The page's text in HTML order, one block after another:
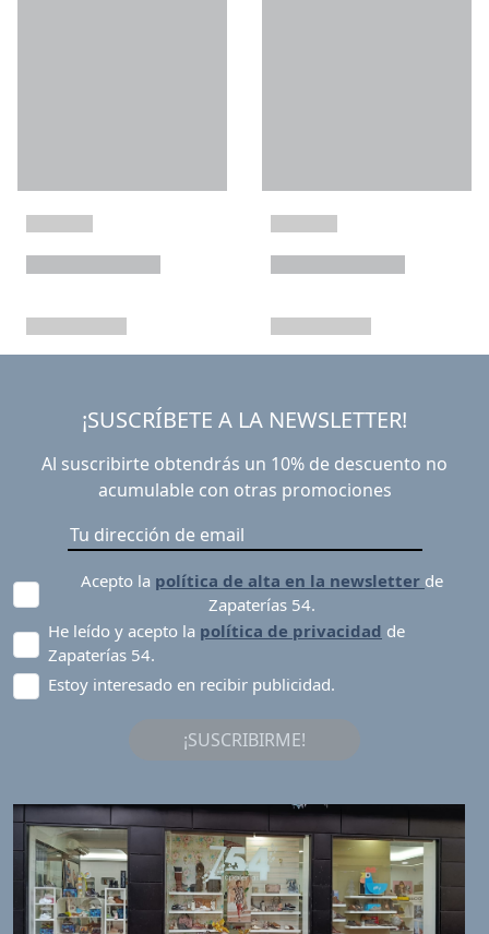
¡SUSCRÍBETE A LA NEWSLETTER!
Al suscribirte obtendrás un 10% de descuento no
acumulable con otras promociones
Acepto la política de alta en la newsletter de
Zapaterías 54.
He leído y acepto la política de privacidad de
Zapaterías 54.
Estoy interesado en recibir publicidad.
¡SUSCRIBIRME!